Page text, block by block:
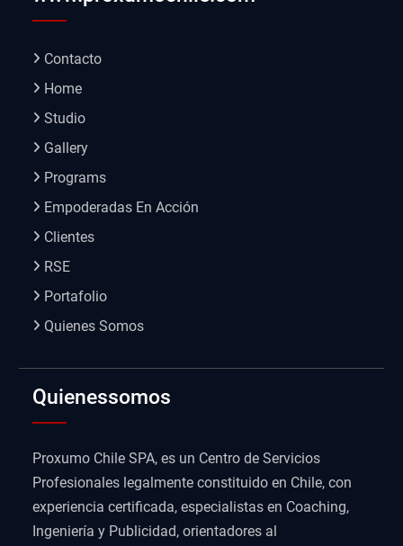
Contacto
Home
Studio
Gallery
Programs
Empoderadas En Acción
Clientes
RSE
Portafolio
Quienes Somos
Quienessomos
Proxumo Chile SPA, es un Centro de Servicios
Profesionales legalmente constituido en Chile, con
experiencia certificada, especialistas en Coaching,
Ingeniería y Publicidad, orientadores al